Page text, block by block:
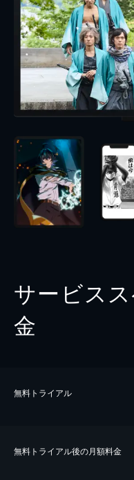
サービス
金
無料トライアル
無料トライアル後の⽉額料金